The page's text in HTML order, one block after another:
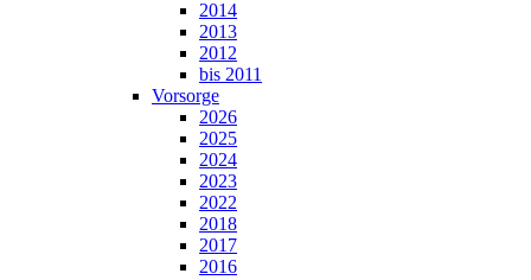
2014
2013
2012
bis 2011
Vorsorge
2026
2025
2024
2023
2022
2018
2017
2016